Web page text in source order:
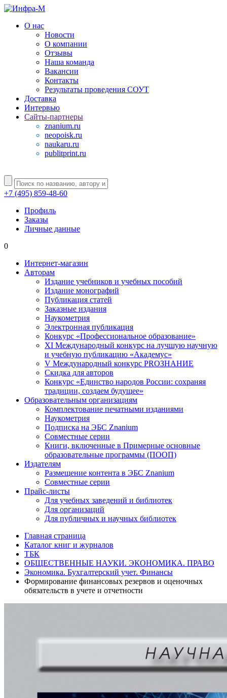
О нас
Новости
О компании
Отзывы
Наша команда
Вакансии
Контакты
Результаты проведения СОУТ
Доставка
Интервью
Сайты-партнеры
znanium.ru
neopoisk.ru
naukaru.ru
publitprint.ru
+7 (495) 859-48-60
Профиль
Заказы
Личные данные
0
Интернет-магазин
Авторам
Издание учебников и учебных пособий
Издание монографий
Публикация статей
Заказные издания
Наукометрия
Электронная публикация
Конкурс «Профессиональное образование»
XI Международный конкурс на лучшую научную
и учебную публикацию «Академус»
V Международный конкурс PROЗНАНИЕ
Скидка для авторов
Конкурс «Единство народов России: сохраняя
традиции, создаем будущее»
Образовательным организациям
Комплектование печатными изданиями
Наукометрия
Подписка на ЭБС Znanium
Совместные серии
Книги, включенные в Примерные основные
образовательные программы (ПООП)
Издателям
Размещение контента в ЭБС Znanium
Совместные серии
Прайс-листы
Для учебных заведений и библиотек
Для организаций
Для публичных и научных библиотек
Главная страница
Каталог книг и журналов
ТБК
ОБЩЕСТВЕННЫЕ НАУКИ. ЭКОНОМИКА. ПРАВО
Экономика. Бухгалтерский учет. Финансы
Формирование финансовых резервов и оценочных
обязательств в учете и отчетности